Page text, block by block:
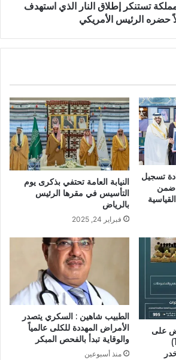
تستنكر إطلاق النار الذي استهدف
حضره الرئيس الأمريكي
تسجيل
ضمن
النيابة العامة تحتفي بذكرى يوم
التأسيس في مقرها الرئيس
بالرياض
فبراير 24, 2025
على
(13) مخالفًا لتهريبهم (195)
الطبيب شاهين : السكري يتصدر
الأمراض المهددة للكلى عالمياً
والوقاية تبدأ بالفحص المبكر
منذ أسبوعين